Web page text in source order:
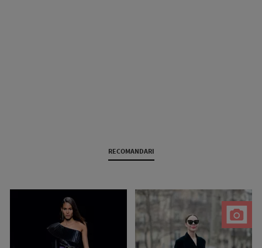
RECOMANDARI